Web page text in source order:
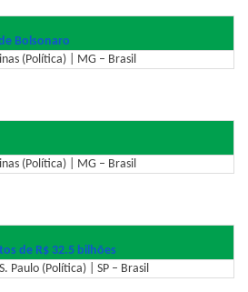
Bolsonaro
(Política) | MG – Brasil
(Política) | MG – Brasil
de R$ 32.5 bilhões
Paulo (Política) | SP – Brasil